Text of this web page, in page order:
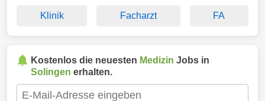
Klinik Facharzt FA
Kostenlos die neuesten Medizin Jobs in
Solingen erhalten.